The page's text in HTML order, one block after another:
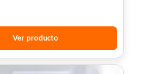
Ver producto